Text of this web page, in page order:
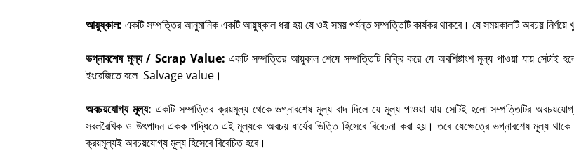
আয়ুষ্কাল: একটি সম্পত্তির আনুমানিক একটি আয়ুষ্কাল ধরা হয় যে ওই সময় পর্যন্ত সম্পত্তিটি কার্যকর থাকবে। যে সময়কালটি অবচয় নির্ণয়ে
ভগ্নাবশেষ মূল্য / Scrap Value: একটি সম্পত্তির আয়ুকাল শেষে সম্পত্তিটি বিক্রি করে যে অবশিষ্টাংশ মূল্য পাওয়া যায় সেটাই
ইংরেজিতে বলেSalvage value ।
অবচয়যোগ্য মূল্য: একটি সম্পত্তির ক্রয়মূল্য থেকে ভগ্নাবশেষ মূল্য বাদ দিলে যে মূল্য পাওয়া যায় সেটিই হলো সম্পত্তিটির
সরলরৈখিক ও উৎপাদন একক পদ্ধিতে এই মূল্যকে অবচয় ধার্যের ভিত্তি হিসেবে বিবেচনা করা হয়। তবে যেক্ষেত্রে ভগ্নাবশেষ মূল্য থাকে
ক্রয়মূল্যই অবচয়যোগ্য মূল্য হিসেবে বিবেচিত হবে।